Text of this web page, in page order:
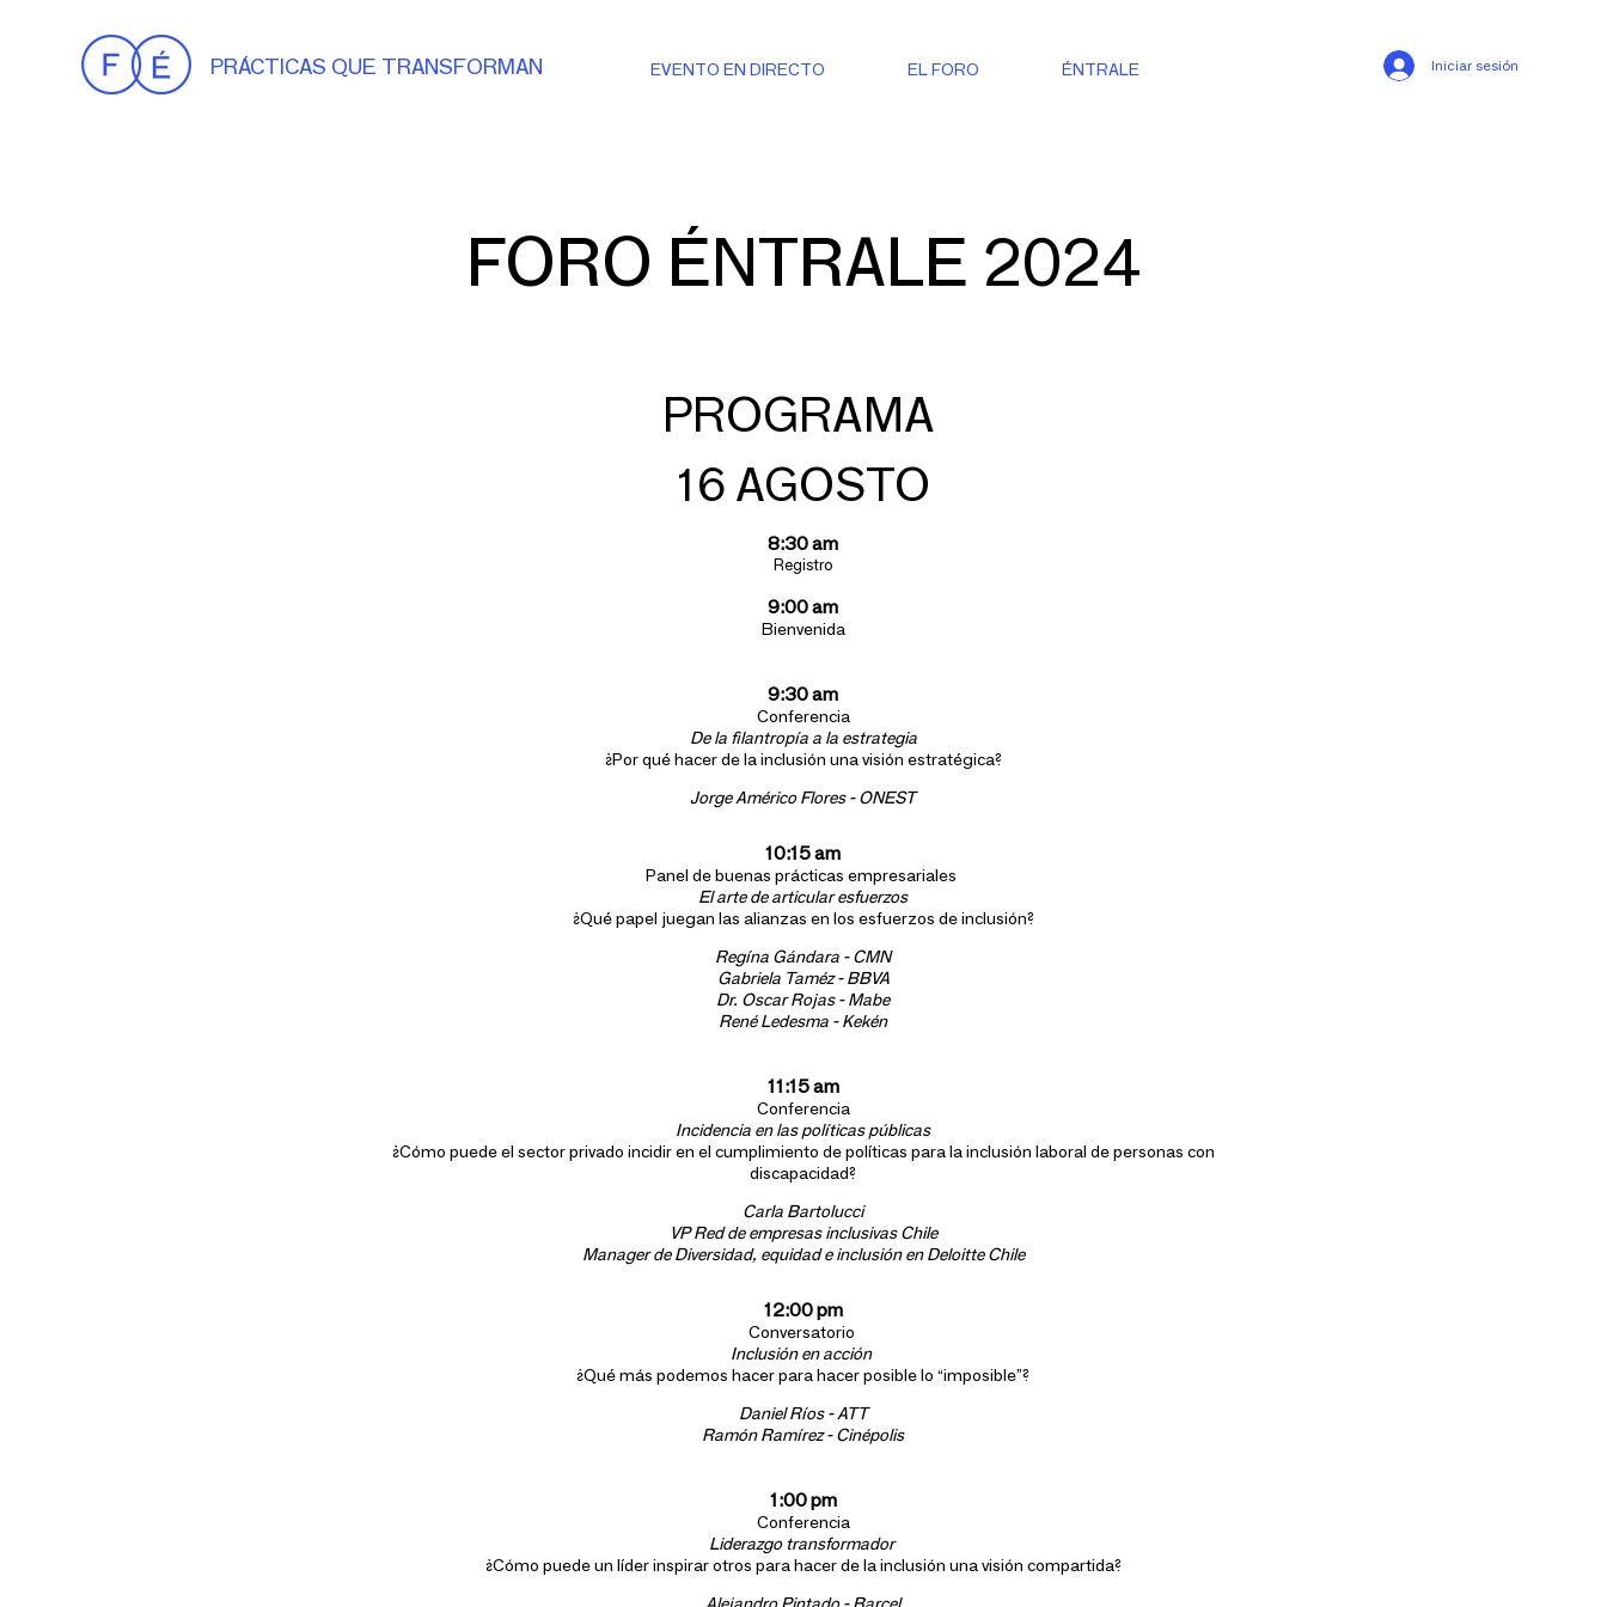
PRÁCTICAS QUE TRANSFORMAN EVENTO EN DIRECTO EL FORO ÉNTRALE Iniciar sesión
FORO ÉNTRALE 2024
PROGRAMA
16 AGOSTO
8:30 am
Registro
9:00 am
Bienvenida
9:30 am
Conferencia
De la filantropía a la estrategia
¿Por qué hacer de la inclusión una visión estratégica?
Jorge Américo Flores - ONEST
10:15 am
Panel de buenas prácticas empresariales
El arte de articular esfuerzos
¿Qué papel juegan las alianzas en los esfuerzos de inclusión?
Regína Gándara - CMN
Gabriela Taméz - BBVA
Dr. Oscar Rojas - Mabe
René Ledesma - Kekén
11:15 am
Conferencia
Incidencia en las políticas públicas
¿Cómo puede el sector privado incidir en el cumplimiento de políticas para la inclusión laboral de personas con
discapacidad?
Carla Bartolucci
VP Red de empresas inclusivas Chile
Manager de Diversidad, equidad e inclusión en Deloitte Chile
12:00 pm
Conversatorio
Inclusión en acción
¿Qué más podemos hacer para hacer posible lo “imposible”?
Daniel Ríos - ATT
Ramón Ramírez - Cinépolis
1:00 pm
Conferencia
Liderazgo transformador
¿Cómo puede un líder inspirar otros para hacer de la inclusión una visión compartida?